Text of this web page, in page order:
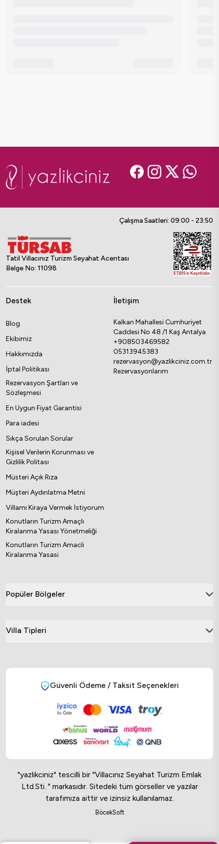
Çalışma Saatleri: 09:00 - 23:50
Tatil Villacınız Turizm Seyahat Acentası
Belge No: 11098
Destek
Blog
Ekibimiz
Hakkımızda
İptal Politikası
Rezervasyon Şartları ve
Sözleşmesi
En Uygun Fiyat Garantisi
Para iadesi
Sıkça Sorulan Sorular
Kişisel Verilerin Korunması ve
Gizlilik Politası
Müsteri Açık Rıza
Müşteri Aydınlatma Metni
Villamı Kiraya Vermek İstiyorum
Konutların Turizm Amaçlı
Kiralanma Yasası Yönetmeliği
Konutların Turizm Amacli
Kiralanma Yasasi
İletişim
Kalkan Mahallesi Cumhuriyet
Caddesi No 48 /1 Kaş Antalya
+908503469582
05313945383
rezervasyon@yazlikciniz.com.tr
Rezervasyonlarım
Popüler Bölgeler
Villa Tipleri
Güvenli Ödeme / Taksit Seçenekleri
"yazlikciniz" tescilli bir "Villacınız Seyahat Turizm Emlak
Ltd.Sti. " markasıdır. Sitedeki tüm görseller ve yazılar
tarafımıza aittir ve izinsiz kullanılamaz.
BöcekSoft